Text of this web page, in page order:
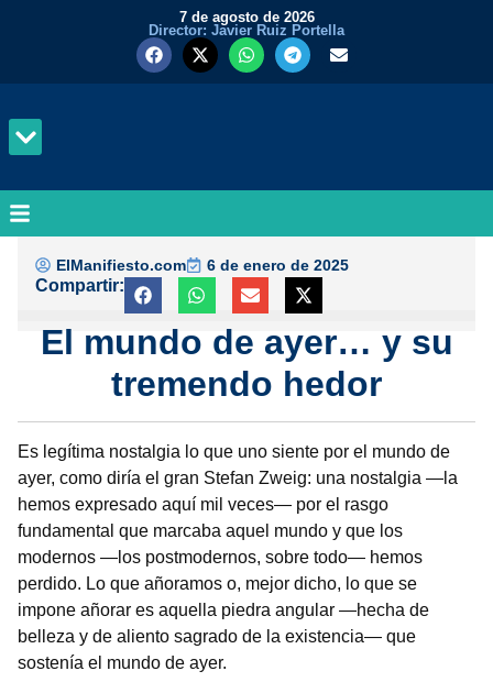
7 de agosto de 2026
Director: Javier Ruiz Portella
ElManifiesto.com 6 de enero de 2025
Compartir:
El mundo de ayer… y su
tremendo hedor
Es legítima nostalgia lo que uno siente por el mundo de
ayer, como diría el gran Stefan Zweig: una nostalgia —la
hemos expresado aquí mil veces— por el rasgo
fundamental que marcaba aquel mundo y que los
modernos —los postmodernos, sobre todo— hemos
perdido. Lo que añoramos o, mejor dicho, lo que se
impone añorar es aquella piedra angular —hecha de
belleza y de aliento sagrado de la existencia— que
sostenía el mundo de ayer.